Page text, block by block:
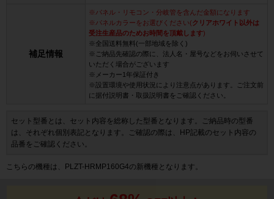
補足情報
※パネル・リモコン・分岐管を含んだ金額になります
※パネルカラーをお選びください( クリアホワイト以外は
受注生産品のためお時間を頂戴します)
※全国送料無料(一部地域を除く)
※ご納品先確認の際に、法人名・屋号などをお伺いさせて
いただく場合がございます
※メーカー1年保証付き
※設置環境や使用状況により注意点があります。ご注文前
に据付説明書・取扱説明書をご確認ください。
セット型番とは、セット内容を総称した型番となります。ご納品時の型番
は、それぞれ個別表記となります。ご確認の際は、HP記載のセット内容の
品番をご確認ください。
こちらの機種は、PLZT-HRMP160G4の新機種となります。